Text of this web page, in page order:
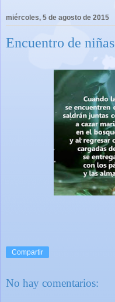
miércoles, 5 de agosto de 2015
Encuentro de niñas
Compartir
No hay comentarios: